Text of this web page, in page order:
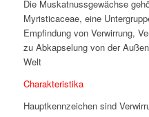
Die Muskatnussgewächse
Myristicaceae, eine
Empfindung von Verwirrung,
zu Abkapselung von der
Welt
Charakteristika
Hauptkennzeichen sind